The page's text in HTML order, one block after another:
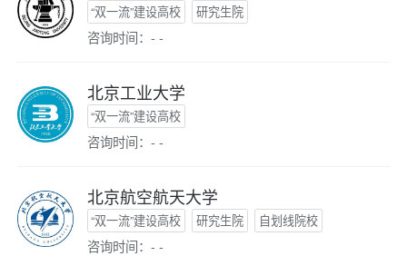
“双一流”建设高校 研究生院
咨询时间：- -
北京工业大学
“双一流”建设高校
咨询时间：- -
北京航空航天大学
“双一流”建设高校 研究生院 自划线院校
咨询时间：- -